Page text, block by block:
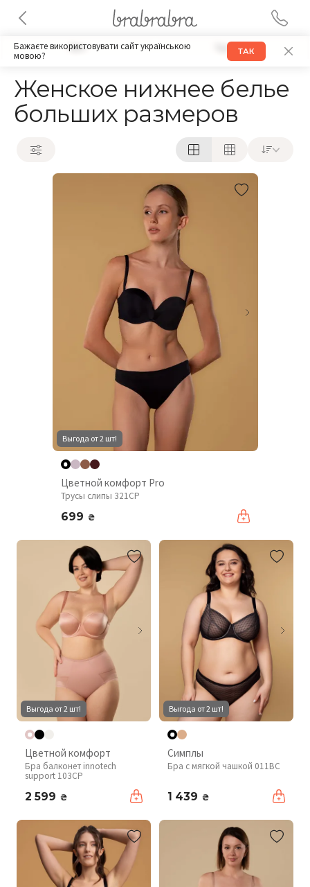
Бажаєте використовувати сайт українською
мовою?
ТАК
Бра Трусики
Женское нижнее белье
больших размеров
Выгода от 2 шт!
Цветной комфорт Pro
Трусы слипы 321CP
699 ₴
Выгода от 2 шт!
Цветной комфорт
Бра балконет innotech
support 103CP
2 599 ₴
Выгода от 2 шт!
Симплы
Бра с мягкой чашкой 011BC
1 439 ₴